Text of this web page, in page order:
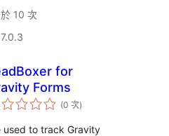
10 次
for
Forms
(0 次評
分
數
)
used to track Gravity